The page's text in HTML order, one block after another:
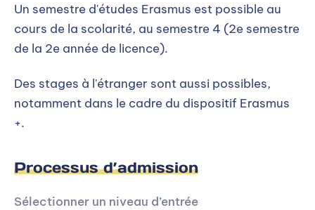
Un semestre d'études Erasmus est possible au
cours de la scolarité, au semestre 4 (2e semestre
de la 2e année de licence).
Des stages à l'étranger sont aussi possibles,
notamment dans le cadre du dispositif Erasmus
+.
Processus d’admission
Sélectionner un niveau d’entrée